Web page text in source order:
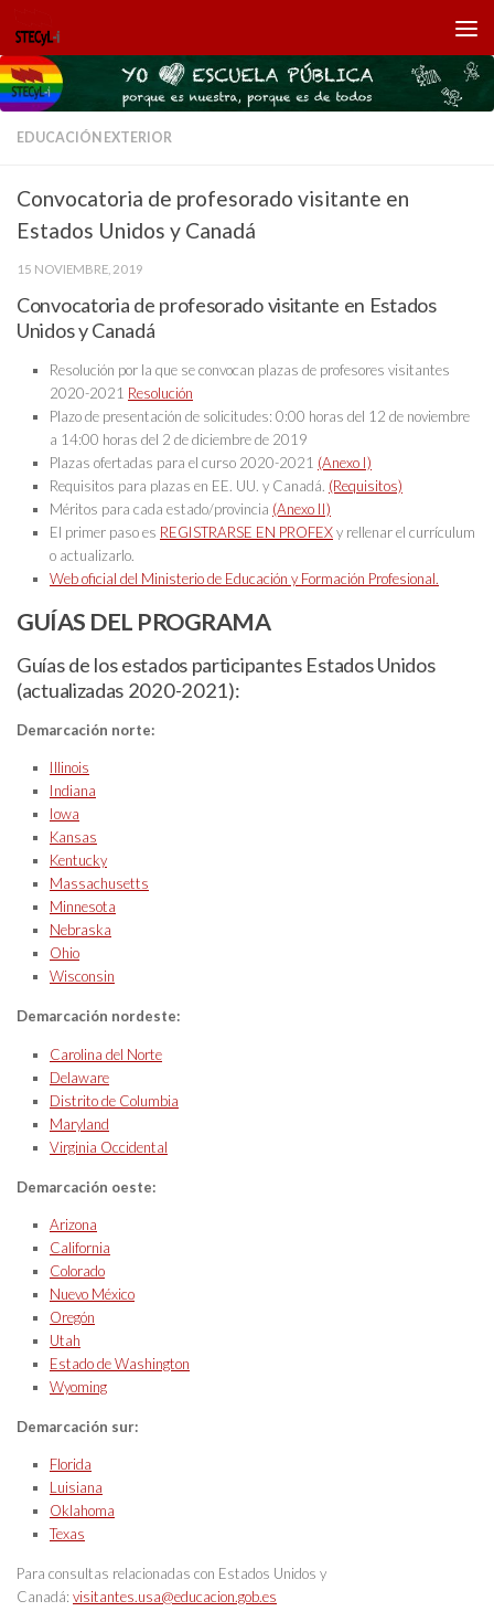
Saltar al contenido
EDUCACIÓN EXTERIOR
Convocatoria de profesorado visitante en
Estados Unidos y Canadá
15 NOVIEMBRE, 2019
Convocatoria de profesorado visitante en Estados
Unidos y Canadá
Resolución por la que se convocan plazas de profesores visitantes
2020-2021 Resolución
Plazo de presentación de solicitudes: 0:00 horas del 12 de noviembre
a 14:00 horas del 2 de diciembre de 2019
Plazas ofertadas para el curso 2020-2021 (Anexo I)
Requisitos para plazas en EE. UU. y Canadá. (Requisitos)
Méritos para cada estado/provincia (Anexo II)
El primer paso es REGISTRARSE EN PROFEXy rellenar el currículum
o actualizarlo.
Web oficial del Ministerio de Educación y Formación Profesional.
GUÍAS DEL PROGRAMA
Guías de los estados participantes Estados Unidos
(actualizadas 2020-2021):
Demarcación norte:
Illinois
Indiana
Iowa
Kansas
Kentucky
Massachusetts
Minnesota
Nebraska
Ohio
Wisconsin
Demarcación nordeste:
Carolina del Norte
Delaware
Distrito de Columbia
Maryland
Virginia Occidental
Demarcación oeste:
Arizona
California
Colorado
Nuevo México
Oregón
Utah
Estado de Washington
Wyoming
Demarcación sur:
Florida
Luisiana
Oklahoma
Texas
Para consultas relacionadas con Estados Unidos y
Canadá: visitantes.usa@educacion.gob.es